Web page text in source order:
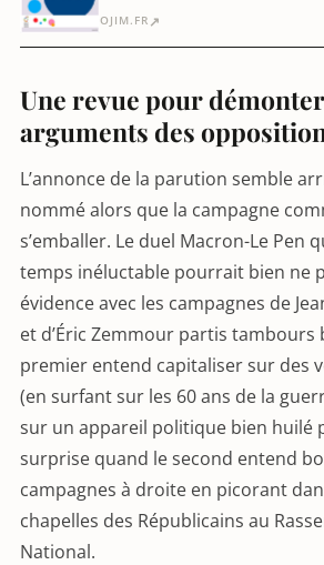
OJIM.FR ↗
Une revue pour
arguments des
L’annonce de la parution semble
nommé alors que la campagne
s’emballer. Le duel Macron-Le Pen
temps inéluctable pourrait bien ne
évidence avec les campagnes de
et d’Éric Zemmour partis tambours
premier entend capitaliser sur des
(en surfant sur les 60 ans de la
sur un appareil politique bien huilé
surprise quand le second entend
campagnes à droite en picorant
chapelles des Républicains au
National.